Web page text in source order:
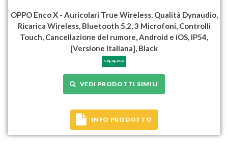
OPPO Enco X - Auricolari True Wireless, Qualità Dynaudio,
Ricarica Wireless, Bluetooth 5.2, 3 Microfoni, Controlli
Touch, Cancellazione del rumore, Android e iOS, IP54,
[Versione Italiana], Black
VEDI PRODOTTI SIMILI
INFO PRODOTTO